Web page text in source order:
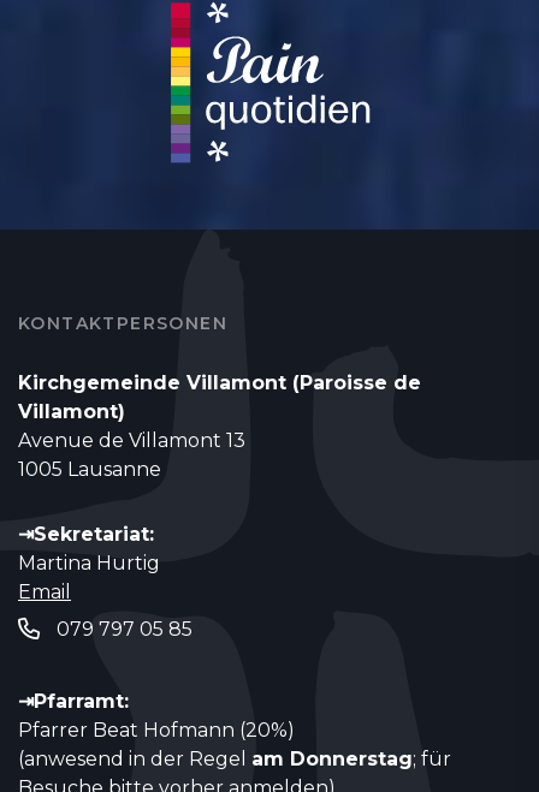
KONTAKTPERSONEN
Kirchgemeinde Villamont (Paroisse de
Villamont)
Avenue de Villamont 13
1005 Lausanne
⇥Sekretariat:
Martina Hurtig
Email
079 797 05 85
⇥Pfarramt:
Pfarrer Beat Hofmann (20%)
(anwesend in der Regel am Donnerstag; für